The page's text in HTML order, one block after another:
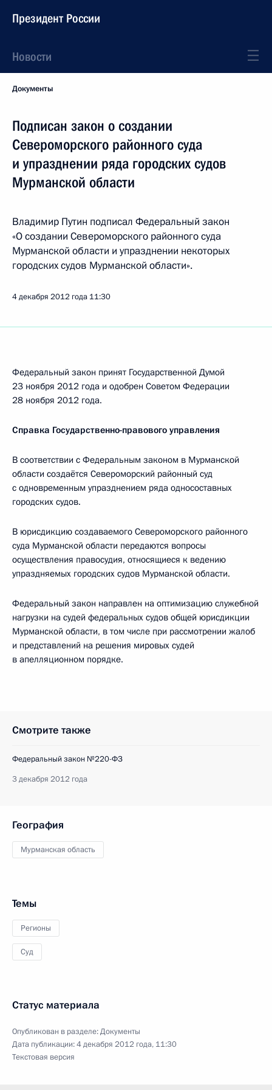
Президент России
Новости
Документы
Подписан закон о создании
Североморского районного суда
и упразднении ряда городских судов
Мурманской области
Владимир Путин подписал Федеральный закон
«О создании Североморского районного суда
Мурманской области и упразднении некоторых
городских судов Мурманской области».
4 декабря 2012 года 11:30
Федеральный закон принят Государственной Думой
23 ноября 2012 года и одобрен Советом Федерации
28 ноября 2012 года.
Справка Государственно-правового управления
В соответствии с Федеральным законом в Мурманской
области создаётся Североморский районный суд
с одновременным упразднением ряда односоставных
городских судов.
В юрисдикцию создаваемого Североморского районного
суда Мурманской области передаются вопросы
осуществления правосудия, относящиеся к ведению
упраздняемых городских судов Мурманской области.
Федеральный закон направлен на оптимизацию служебной
нагрузки на судей федеральных судов общей юрисдикции
Мурманской области, в том числе при рассмотрении жалоб
и представлений на решения мировых судей
в апелляционном порядке.
Смотрите также
Федеральный закон №220-ФЗ
3 декабря 2012 года
География
Мурманская область
Темы
Регионы
Суд
Статус материала
Опубликован в разделе:Документы
Дата публикации:4 декабря 2012 года, 11:30
Текстовая версия